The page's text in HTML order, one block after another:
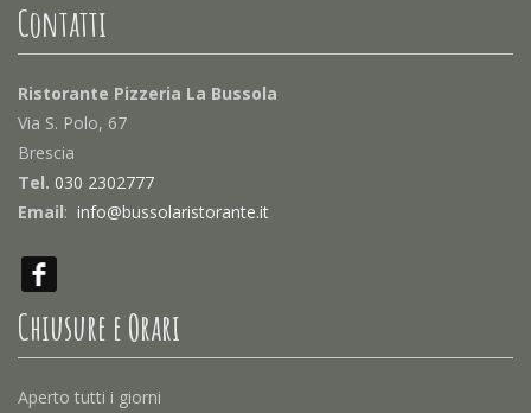
Contatti
Ristorante Pizzeria La Bussola
Via S. Polo, 67
Brescia
Tel. 030 2302777
Email: info@bussolaristorante.it
Chiusure e Orari
Aperto tutti i giorni